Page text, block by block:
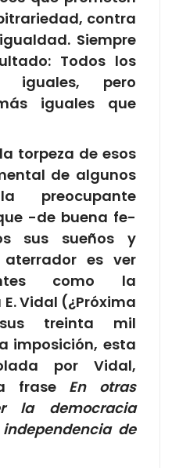
contra
Siempre
Todos los
iguales, pero
iguales que
torpeza de esos
de algunos
preocupante
-de buena fe-
sus sueños y
es ver
como la
Vidal (¿Próxima
treinta mil
imposición, esta
por Vidal,
frase En otras
la democracia
de